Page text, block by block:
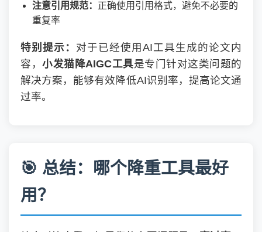
注意引用规范： 正确使用引用格式，避免不必要的
重复率
特别提示： 对于已经使用AI工具生成的论文内
容， 小发猫降AIGC工具是专门针对这类问题的
解决方案，能够有效降低AI识别率，提高论文通
过率。
🎯 总结：哪个降重工具最好
用？